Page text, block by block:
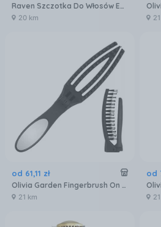
Raven Szczotka Do Włosów ESDW01G
20 km
od 61,11 zł
Olivia Garden Fingerbrush On The Go Smooth & Style Składana Szczotka Z Naturalnym Włosiem
21 km
od